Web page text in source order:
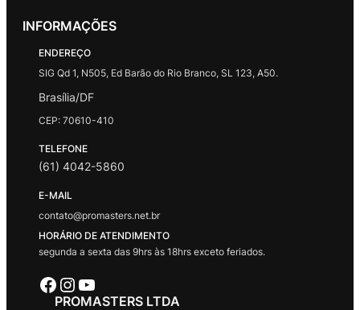
INFORMAÇÕES
ENDEREÇO
SIG Qd 1, N505, Ed Barão do Rio Branco, SL 123, A50.
Brasília/DF
CEP: 70610-410
TELEFONE
(61) 4042-5860
E-MAIL
contato@promasters.net.br
HORÁRIO DE ATENDIMENTO
segunda a sexta das 9hrs às 18hrs exceto feriados.
Facebook Instagram Youtube
PROMASTERS LTDA